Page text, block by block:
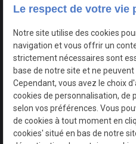
Google Maps Search API
Le respect de votre vie
Notre site utilise des cookies
navigation et vous offrir un
strictement nécessaires sont
base de notre site et ne
Cependant, vous avez le choix
cookies de personnalisation,
selon vos préférences. Vous
de cookies à tout moment en
cookies' situé en bas de notre